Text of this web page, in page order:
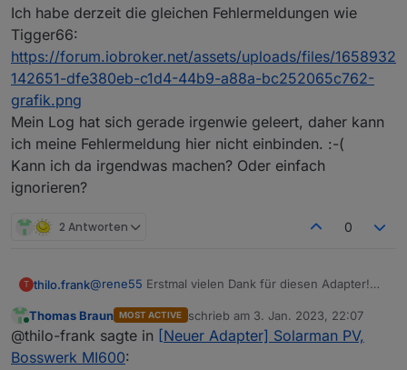
Ich habe derzeit die gleichen Fehlermeldungen wie
Tigger66:
https://forum.iobroker.net/assets/uploads/files/1658932
142651-dfe380eb-c1d4-44b9-a88a-bc252065c762-
grafik.png
Mein Log hat sich gerade irgenwie geleert, daher kann
ich meine Fehlermeldung hier nicht einbinden. :-(
Kann ich da irgendwas machen? Oder einfach
ignorieren?
2 Antworten 0
T thilo.frank@rene55 Erstmal vielen Dank für diesen Adapter!
Problem war, die Installation anzuschieben...) und er
läuft nahezu problemlos (gleich dazu mehr).
Ich bin absuluter Neueinsteiger in der Welt von
Ich habe derzeit die gleichen Fehlermeldungen wie
Tigger66:
https://forum.iobroker.net/assets/uploads/files/1658
Online
Thomas Braun MOST ACTIVE schrieb am 3. Jan. 2023, 22:07
zuletzt editiert von
@thilo-frank sagte in [Neuer Adapter] Solarman PV,
Bosswerk MI600: